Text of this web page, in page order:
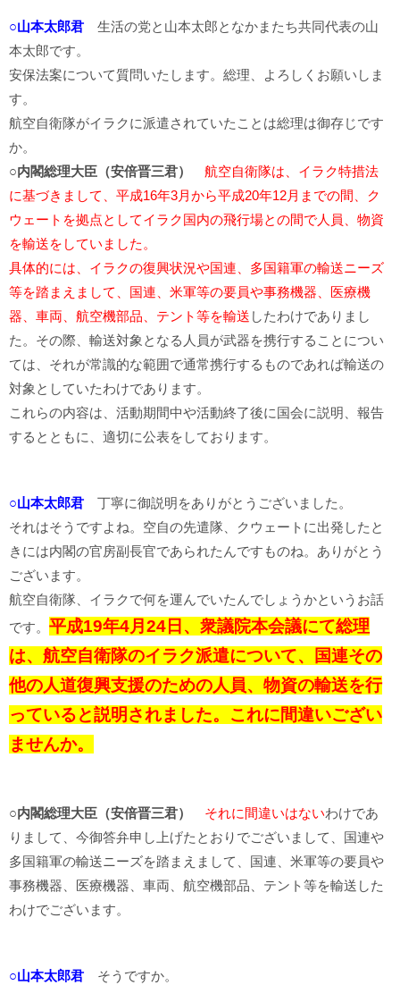
○山本太郎君 生活の党と山本太郎となかまたち共同代表の山
本太郎です。
安保法案について質問いたします。総理、よろしくお願いしま
す。
航空自衛隊がイラクに派遣されていたことは総理は御存じです
か。
○内閣総理大臣（安倍晋三君）
航空自衛隊は、イラク特措法
に基づきまして、平成16年3月から平成20年12月までの間、ク
ウェートを拠点としてイラク国内の飛行場との間で人員、物資
を輸送をしていました。
具体的には、イラクの復興状況や国連、多国籍軍の輸送ニーズ
等を踏まえまして、国連、米軍等の要員や事務機器、医療機
器、車両、航空機部品、テント等を輸送 したわけでありまし
た。その際、輸送対象となる人員が武器を携行することについ
ては、それが常識的な範囲で通常携行するものであれば輸送の
対象としていたわけであります。
これらの内容は、活動期間中や活動終了後に国会に説明、報告
するとともに、適切に公表をしております。
○山本太郎君 丁寧に御説明をありがとうございました。
それはそうですよね。空自の先遣隊、クウェートに出発したと
きには内閣の官房副長官であられたんですものね。ありがとう
ございます。
航空自衛隊、イラクで何を運んでいたんでしょうかというお話
です。 平成19年4月24日、衆議院本会議にて総理
は、航空自衛隊のイラク派遣について、国連その
他の人道復興支援のための人員、物資の輸送を行
っていると説明されました。これに間違いござい
ませんか。
○内閣総理大臣（安倍晋三君） それに間違いはないわけであ
りまして、今御答弁申し上げたとおりでございまして、国連や
多国籍軍の輸送ニーズを踏まえまして、国連、米軍等の要員や
事務機器、医療機器、車両、航空機部品、テント等を輸送した
わけでございます。
○山本太郎君 そうですか。